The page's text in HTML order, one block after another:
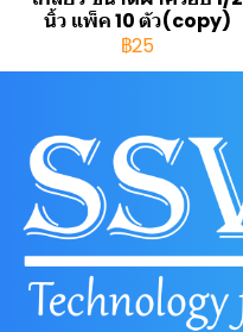
นิ้ว แพ็ค 10 ตัว(copy)
฿25